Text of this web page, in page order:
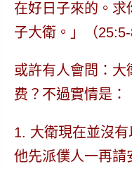
在好日子來的。 求
子大衛。」
（25:5-
或許有人會問：大
费？不過實情是 ：
1. 大衛現在並沒有
他先派僕人一再請